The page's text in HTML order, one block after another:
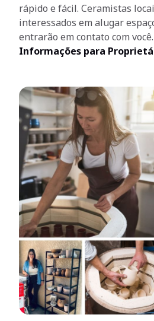
rápido e fácil. Ceramistas
interessados em alugar
entrarão em contato com você.
Informações para